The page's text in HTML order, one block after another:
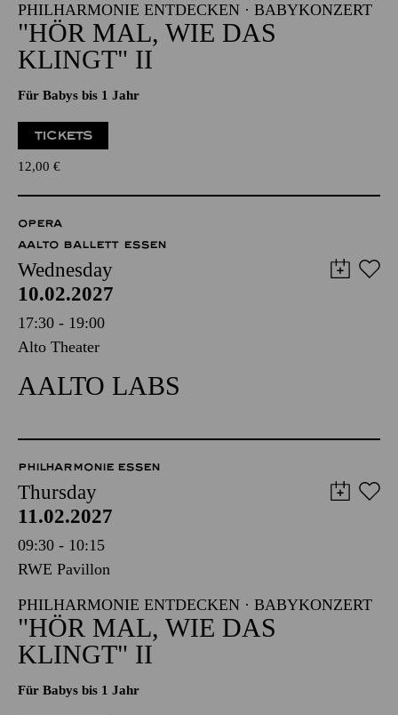
PHILHARMONIE ENTDECKEN · BABYKONZERT
"HÖR MAL, WIE DAS
KLINGT" II
Für Babys bis 1 Jahr
TICKETS
12,00 €
OPERA
AALTO BALLETT ESSEN
Wednesday
10.02.2027
17:30 - 19:00
Alto Theater
AALTO LABS
PHILHARMONIE ESSEN
Thursday
11.02.2027
09:30 - 10:15
RWE Pavillon
PHILHARMONIE ENTDECKEN · BABYKONZERT
"HÖR MAL, WIE DAS
KLINGT" II
Für Babys bis 1 Jahr